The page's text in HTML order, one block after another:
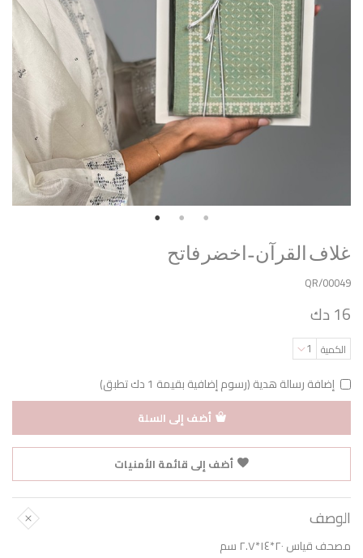
غلاف القرآن -اخضر فاتح
QR/00049
16 دك
الكمية 1
إضافة رسالة هدية (رسوم إضافية بقيمة 1 دك تطبق)
أضف إلى السلة
أضف إلى قائمة الأمنيات
الوصف
مصحف قياس ٢٠*١٤*٢.٧ سم